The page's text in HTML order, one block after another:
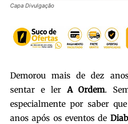
Capa Divulgação
Demorou mais de dez
sentar e lerA Ordem.
especialmente por saber
anos após os eventos de